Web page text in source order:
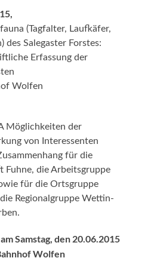
(Tagfalter, Laufkäfer,
des Salegaster Forstes:
Erfassung der
Wolfen
Möglichkeiten der
von Interessenten
für die
Fuhne, die Arbeitsgruppe
für die Ortsgruppe
Regionalgruppe Wettin-
Samstag, den 20.06.2015
Wolfen